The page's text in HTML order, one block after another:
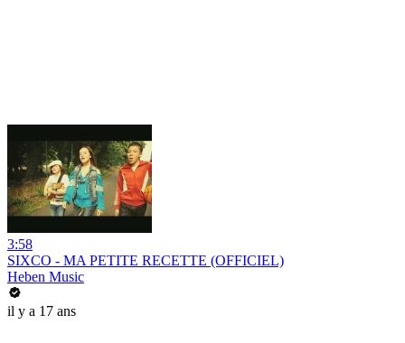
3:58
SIXCO - MA PETITE RECETTE (OFFICIEL)
Heben Music
il y a 17 ans